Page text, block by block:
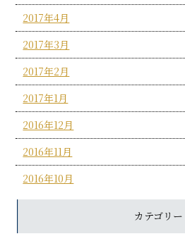
2017年4月
2017年3月
2017年2月
2017年1月
2016年12月
2016年11月
2016年10月
カテゴリー